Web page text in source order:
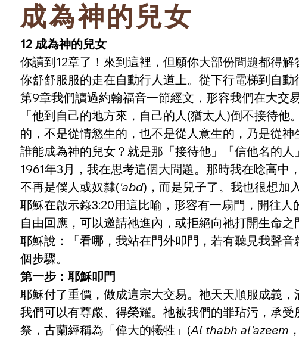
成為神的兒女
12 成為神的兒女
你讀到12章了！來到這裡，但願你大部份問題都得
你舒舒服服的走在自動行人道上。從下行電梯到自
第9章我們讀過約翰福音一節經文，形容我們在大交
「他到自己的地方來，自己的人(猶太人)倒不接待
的，不是從情慾生的，也不是從人意生的，乃是從神
誰能成為神的兒女？就是那「接待他」「信他名的
1961年3月，我在思考這個大問題。那時我在唸高
不再是僕人或奴隸('abd)，而是兒子了。我也很想加
耶穌在啟示錄3:20用這比喻，形容有一扇門，開往
自由回應，可以邀請祂進內，或拒絕向祂打開生命之
耶穌說：「看哪，我站在門外叩門，若有聽見我聲
個步驟。
第一步：耶穌叩門
耶穌付了重價，做成這宗大交易。祂天天順服成義
我們可以有尊嚴、得榮耀。祂被我們的罪玷污，承
祭，古蘭經稱為「偉大的犧牲」(Al thabh al'azeem